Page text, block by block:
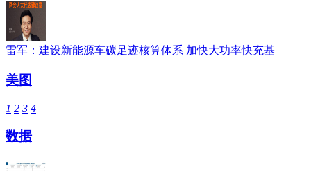
雷军：建设新能源车碳足迹核算体系 加快大功率快充基
美图
1 2 3 4
数据